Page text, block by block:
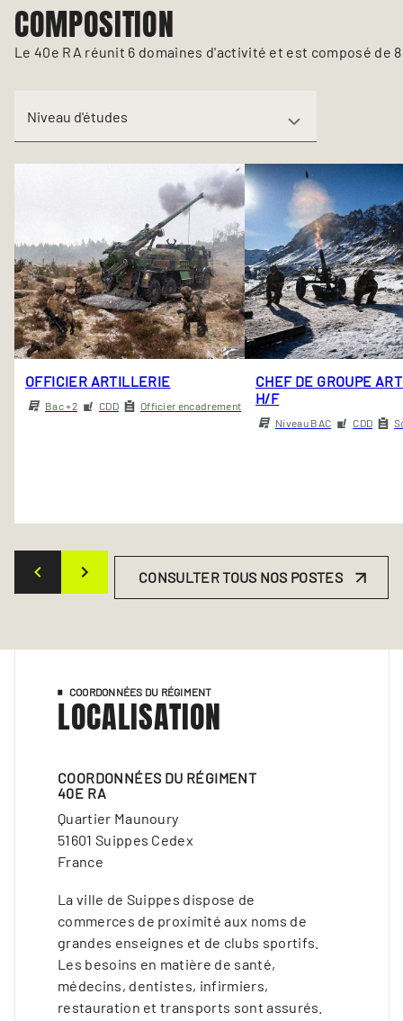
COMPOSITION
Le 40e RA réunit 6 domaines d'activité et est composé de
Niveau d'études
OFFICIER ARTILLERIE
Bac +2 CDD Officier encadrement
CHEF DE GROUPE
H/F
Niveau BAC CDD
CONSULTER TOUS NOS POSTES
COORDONNÉES DU RÉGIMENT
LOCALISATION
COORDONNÉES DU RÉGIMENT
40E RA
Quartier Maunoury
51601 Suippes Cedex
France
La ville de Suippes dispose de
commerces de proximité aux noms de
grandes enseignes et de clubs sportifs.
Les besoins en matière de santé,
médecins, dentistes, infirmiers,
restauration et transports sont assurés.